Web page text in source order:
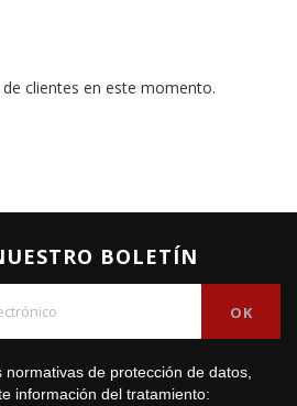
clientes en este momento.
BOLETÍN
normativas de protección de datos,
información del tratamiento: